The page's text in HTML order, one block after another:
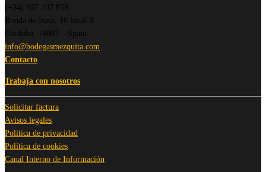
(+34) 957 107 859
Ronda de Isasa, 10 local-8
Córdoba, 14003 – Spain
info@bodegasmezquita.com
Contacto
Trabaja con nosotros
Solicitar factura
Avisos legales
Política de privacidad
Política de cookies
Canal Interno de Información